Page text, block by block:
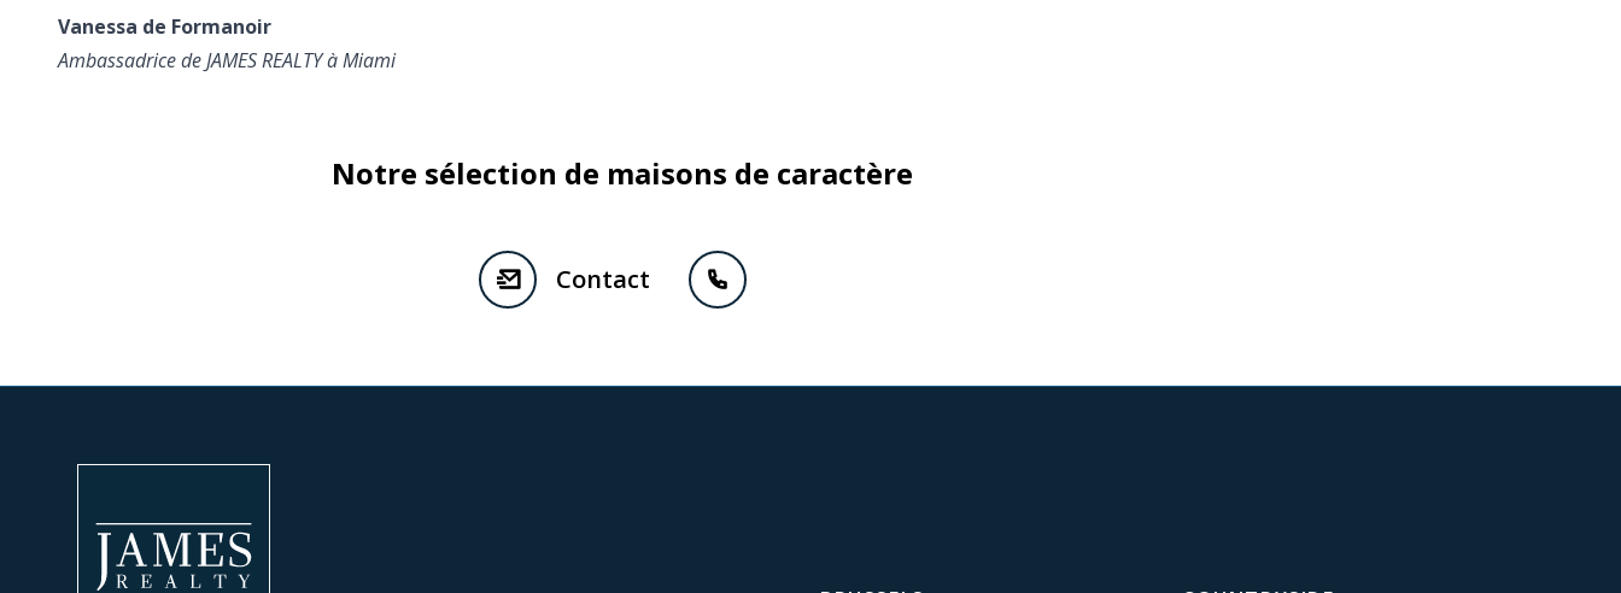
Vanessa de Formanoir
Ambassadrice de JAMES REALTY à Miami
Notre sélection de maisons de caractère
Contact